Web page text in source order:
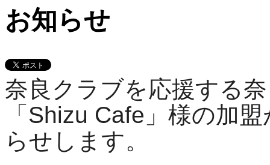
お知らせ
奈良クラブを応援する
「Shizu Cafe」様の加
らせします。